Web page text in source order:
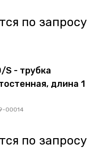
по запросу
S - трубка
длина 1
00014
по запросу